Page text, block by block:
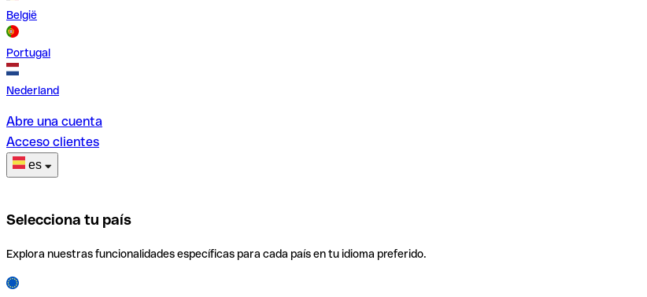
België
Portugal
Nederland
Abre una cuenta
Acceso clientes
es
Selecciona tu país
Explora nuestras funcionalidades específicas para cada país en tu idioma preferido.